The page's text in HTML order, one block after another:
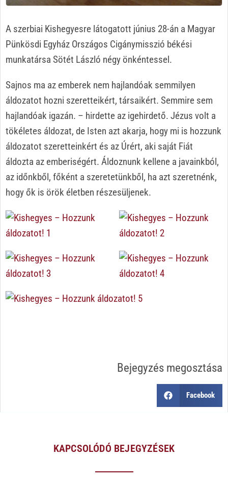
A szerbiai Kishegyesre látogatott június 28-án a Magyar
Pünkösdi Egyház Országos Cigánymisszió békési
munkatársa Sötét László négy önkéntessel.
Sajnos ma az emberek nem hajlandóak semmilyen
áldozatot hozni szeretteikért, társaikért. Semmire sem
hajlandóak igazán. – hirdette az igehirdető. Jézus volt a
tökéletes áldozat, de Isten azt akarja, hogy mi is hozzunk
áldozatot szeretteinkért és az Úrért, aki saját Fiát
áldozta az emberiségért. Áldoznunk kellene a javainkból,
az időnkből, főként a szeretetünkből, ha azt szeretnénk,
hogy ők is örök életben részesüljenek.
Bejegyzés megosztása
Facebook
KAPCSOLÓDÓ BEJEGYZÉSEK